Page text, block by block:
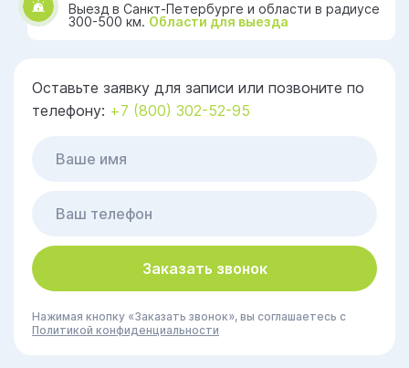
Выезд в Санкт-Петербурге и области в радиусе
300-500 км. Области для выезда
Оставьте заявку для записи или позвоните по
телефону: +7 (800) 302-52-95
Заказать звонок
Нажимая кнопку «Заказать звонок», вы соглашаетесь с
Политикой конфиденциальности